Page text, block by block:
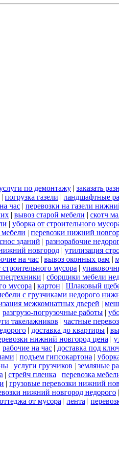
по демонтажу | заказать
| погрузка газели | ландшафтные
час | перевозки на газели
| вывоз старой мебели | скотч
| уборка от строительного
| перевозки нижний
снос зданий | разнорабочие
новгород | утилизация
на час | вывоз оконных рам |
мусора |
| сборщики мебели
мусора | картон | Шлаковый
с грузчиками недорого
межкомнатных дверей |
разгрузо-погрузочные работы |
такелажников | частные
| доставка до квартиры |
нижний новгород цена |
рабочие на час | доставка под
| подъем гипсокартона |
| услуги грузчиков | земляные
| стрейч пленка | перевозка
| грузовые перевозки нижний
нижний новгород недорого |
от мусора | лента |